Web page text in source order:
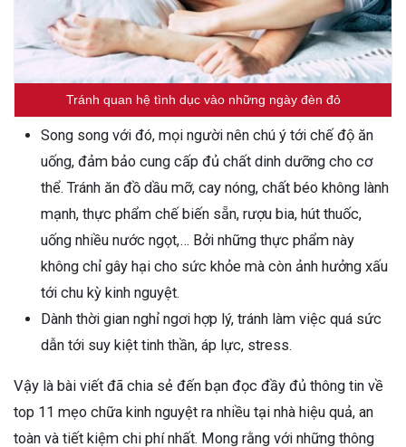
Tránh quan hệ tình dục vào những ngày đèn đỏ
Song song với đó, mọi người nên chú ý tới chế độ ăn
uống, đảm bảo cung cấp đủ chất dinh dưỡng cho cơ
thể. Tránh ăn đồ dầu mỡ, cay nóng, chất béo không lành
mạnh, thực phẩm chế biến sẵn, rượu bia, hút thuốc,
uống nhiều nước ngọt,… Bởi những thực phẩm này
không chỉ gây hại cho sức khỏe mà còn ảnh hưởng xấu
tới chu kỳ kinh nguyệt.
Dành thời gian nghỉ ngơi hợp lý, tránh làm việc quá sức
dẫn tới suy kiệt tinh thần, áp lực, stress.
Vậy là bài viết đã chia sẻ đến bạn đọc đầy đủ thông tin về
top 11 mẹo chữa kinh nguyệt ra nhiều tại nhà hiệu quả, an
toàn và tiết kiệm chi phí nhất. Mong rằng với những thông